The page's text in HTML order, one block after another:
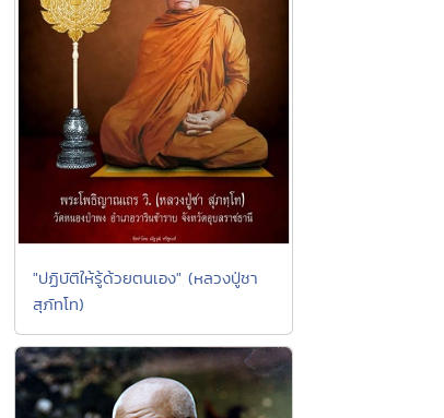
"ปฏิบัติให้รู้ด้วยตนเอง" (หลวงปู่ชา
สุภัทโท)